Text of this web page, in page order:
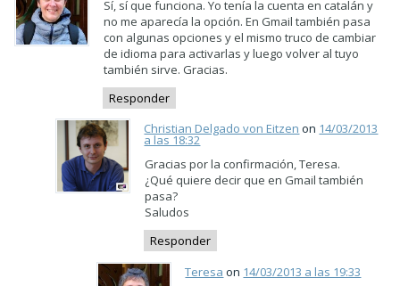
Sí, sí que funciona. Yo tenía la cuenta en catalán y
no me aparecía la opción. En Gmail también pasa
con algunas opciones y el mismo truco de cambiar
de idioma para activarlas y luego volver al tuyo
también sirve. Gracias.
Responder
Christian Delgado von Eitzen on 14/03/2013
a las 18:32
Gracias por la confirmación, Teresa.
¿Qué quiere decir que en Gmail también
pasa?
Saludos
Responder
Teresa on 14/03/2013 a las 19:33